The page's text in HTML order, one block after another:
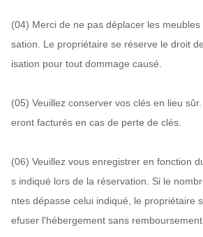
(04) Merci de ne pas déplacer les
sation. Le propriétaire se réserve le droit
isation pour tout dommage causé.
(05) Veuillez conserver vos clés en lieu
eront facturés en cas de perte de clés.
(06) Veuillez vous enregistrer en fonction
s indiqué lors de la réservation. Si le
ntes dépasse celui indiqué, le propriétaire
efuser l'hébergement sans remboursement.